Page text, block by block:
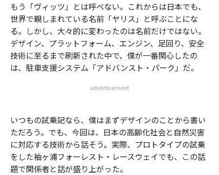
もう「ヴィッツ」とは呼べない。これからは日本でも、
世界で親しまれている名前「ヤリス」と呼ぶことにな
る。しかし、大々的に変わったのは名前だけではない。
デザイン、プラットフォーム、エンジン、足回り、安全
技術に至るまで刷新された中で、僕が一番関心したの
は、駐車支援システム「アドバンスト・パーク」だ。
advertisement
いつもの試乗記なら、僕はまずデザインのことから書い
ただろう。でも、今回は、日本の高齢化社会と自然災害
に対応する技術から話そう。実際、プロトタイプの試乗
をした袖ヶ浦フォーレスト・レースウェイでも、この話
題で関係者と話が盛り上がった。